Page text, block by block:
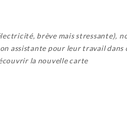
brève mais stressante),
assistante pour leur travail
la nouvelle carte